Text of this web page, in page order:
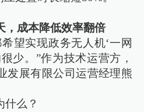
，成本降低效率翻倍
望实现政务无人机‘一网
少。”作为技术运营方，
发展有限公司运营经理熊
什么？